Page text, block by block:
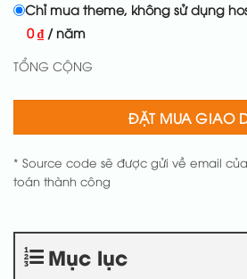
Chỉ mua theme, không sử dụng
0₫ / năm
TỔNG CỘNG
ĐẶT MUA GIAO
* Source code sẽ được gửi về email
toán thành công
Mục lục